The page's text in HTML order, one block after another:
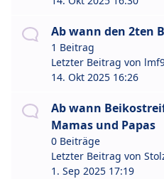
Ab wann den 2ten
1 Beitrag
Letzter Beitrag von
14. Okt 2025 16:26
Ab wann
Mamas und Papas
0 Beiträge
Letzter Beitrag von
1. Sep 2025 17:19